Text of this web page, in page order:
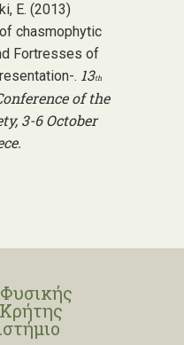
E. (2013)
chasmophytic
Fortresses of
. 13th
of the
3-6 October